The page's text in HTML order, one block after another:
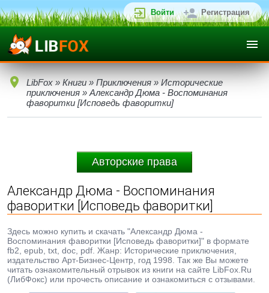
Войти Регистрация
LibFox » Книги » Приключения » Исторические
приключения » Александр Дюма - Воспоминания
фаворитки [Исповедь фаворитки]
Авторские права
Александр Дюма - Воспоминания
фаворитки [Исповедь фаворитки]
Здесь можно купить и скачать "Александр Дюма -
Воспоминания фаворитки [Исповедь фаворитки]" в формате
fb2, epub, txt, doc, pdf. Жанр: Исторические приключения,
издательство Арт-Бизнес-Центр, год 1998. Так же Вы можете
читать ознакомительный отрывок из книги на сайте LibFox.Ru
(ЛибФокс) или прочесть описание и ознакомиться с отзывами.